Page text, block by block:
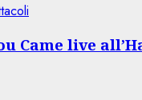
Came live